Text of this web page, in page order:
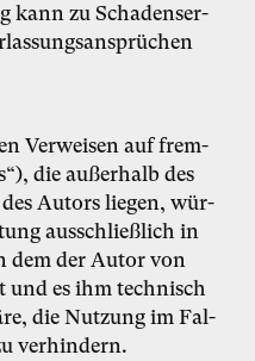
kann zu Scha­dens­er­
Ver­wei­sen auf frem­
die au­ßer­halb des
Au­tors lie­gen, wür­
aus­schlie­ß­lich in
dem der Au­tor von
es ihm tech­nisch
die Nut­zung im Fal­
ver­hin­dern.